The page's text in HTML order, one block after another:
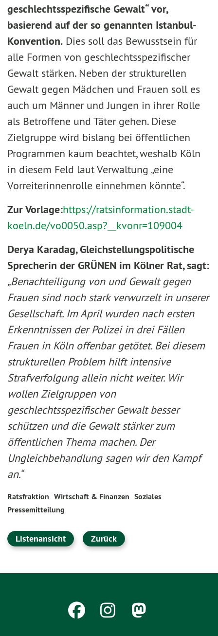
geschlechtsspezifische Gewalt“ vor,
basierend auf der so genannten Istanbul-
Konvention. Dies soll das Bewusstsein für
alle Formen von geschlechtsspezifischer
Gewalt stärken. Neben der strukturellen
Gewalt gegen Mädchen und Frauen soll es
auch um Männer und Jungen in ihrer Rolle
als Betroffene und Täter gehen. Diese
Zielgruppe wird bislang bei öffentlichen
Programmen kaum beachtet, weshalb Köln
in diesem Feld laut Verwaltung „eine
Vorreiterinnenrolle einnehmen könnte“.
Zur Vorlage:https://ratsinformation.stadt-
koeln.de/vo0050.asp?__kvonr=109004
Derya Karadag, Gleichstellungspolitische
Sprecherin der GRÜNEN im Kölner Rat, sagt:
„Benachteiligung von und Gewalt gegen
Frauen sind noch stark verwurzelt in unserer
Gesellschaft. Im April wurden nach ersten
Erkenntnissen der Polizei in drei Fällen
Frauen in Köln offenbar getötet. Bei diesem
strukturellen Problem hilft intensive
Strafverfolgung allein nicht weiter. Wir
wollen Zielgruppen von
geschlechtsspezifischer Gewalt besser
schützen und die Gewalt stärker zum
öffentlichen Thema machen. Der
Ungleichbehandlung sagen wir den Kampf
an.“
Ratsfraktion Wirtschaft & Finanzen Soziales
Pressemitteilung
Listenansicht Zurück